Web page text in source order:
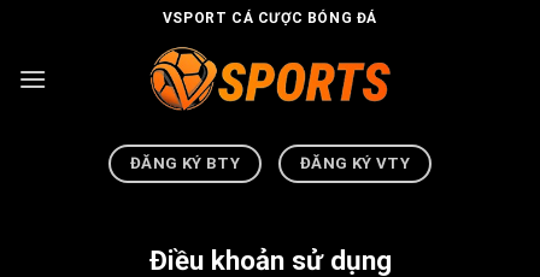
content
VSPORT CÁ CƯỢC BÓNG ĐÁ
ĐĂNG KÝ BTY ĐĂNG KÝ VTY
Điều khoản sử dụng